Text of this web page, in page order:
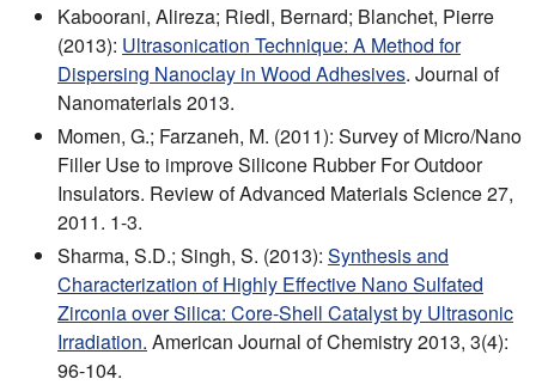
Kaboorani, Alireza; Riedl, Bernard; Blanchet, Pierre
(2013): Ultrasonication Technique: A Method for
Dispersing Nanoclay in Wood Adhesives. Journal of
Nanomaterials 2013.
Momen, G.; Farzaneh, M. (2011): Survey of Micro/Nano
Filler Use to improve Silicone Rubber For Outdoor
Insulators. Review of Advanced Materials Science 27,
2011. 1-3.
Sharma, S.D.; Singh, S. (2013): Synthesis and
Characterization of Highly Effective Nano Sulfated
Zirconia over Silica: Core-Shell Catalyst by Ultrasonic
Irradiation. American Journal of Chemistry 2013, 3(4):
96-104.